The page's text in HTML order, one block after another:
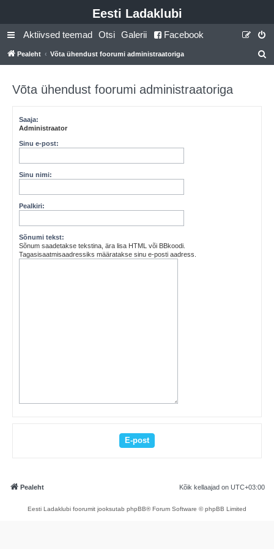
Eesti Ladaklubi
Aktiivsed teemad Otsi Galerii Facebook
Pealeht Võta ühendust foorumi administraatoriga
t
Võta ühendust foorumi administraatoriga
Saaja:
Administraator
Sinu e-post:
Sinu nimi:
Pealkiri:
Sõnumi tekst:
Sõnum saadetakse tekstina, ära lisa HTML või BBkoodi.
Tagasisaatmisaadressiks määratakse sinu e-posti aadress.
Pealeht Kõik kellaajad on UTC+03:00
Eesti Ladaklubi foorumit jooksutab phpBB® Forum Software © phpBB Limited